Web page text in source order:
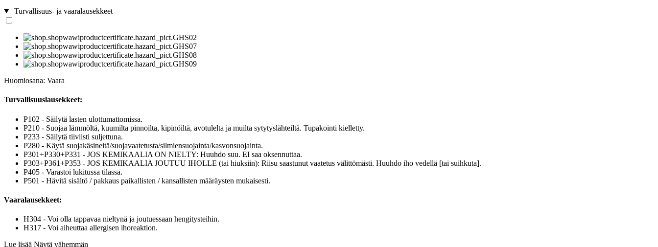
Turvallisuus- ja vaaralausekkeet
Huomiosana: Vaara
Turvallisuuslausekkeet:
P102 - Säilytä lasten ulottumattomissa.
P210 - Suojaa lämmöltä, kuumilta pinnoilta, kipinöiltä, avotulelta ja muilta sytytyslähteiltä. Tupakointi kielletty.
P233 - Säilytä tiiviisti suljettuna.
P280 - Käytä suojakäsineitä/suojavaatetusta/silmiensuojainta/kasvonsuojainta.
P301+P330+P331 - JOS KEMIKAALIA ON NIELTY: Huuhdo suu. EI saa oksennuttaa.
P303+P361+P353 - JOS KEMIKAALIA JOUTUU IHOLLE (tai hiuksiin): Riisu saastunut vaatetus välittömästi. Huuhdo iho vedellä [tai suihkuta].
P405 - Varastoi lukitussa tilassa.
P501 - Hävitä sisältö / pakkaus paikallisten / kansallisten määräysten mukaisesti.
Vaaralausekkeet:
H304 - Voi olla tappavaa nieltynä ja joutuessaan hengitysteihin.
H317 - Voi aiheuttaa allergisen ihoreaktion.
Lue lisää Näytä vähemmän